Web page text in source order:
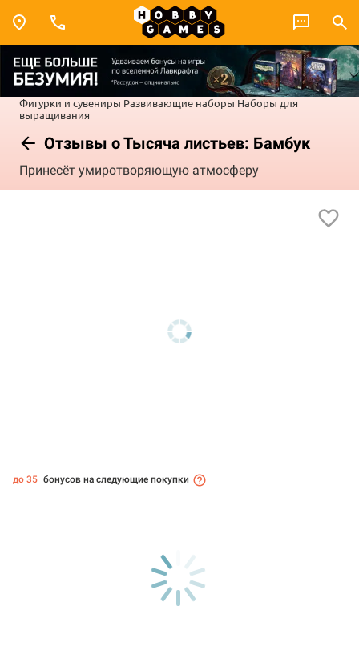
Фигурки и сувениры Развивающие наборы Наборы для
выращивания
Отзывы о Тысяча листьев: Бамбук
Принесёт умиротворяющую атмосферу
до 35 бонусов на следующие покупки